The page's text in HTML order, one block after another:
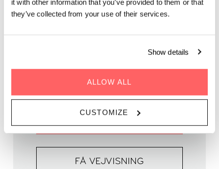
it with other information that you’ve provided to them or that
they’ve collected from your use of their services.
Show details
ALLOW ALL
CUSTOMIZE
HVOR | Zoku Copenhagen
PRIS | GRATIS
FÅ MERE AT VIDE
FÅ VEJVISNING